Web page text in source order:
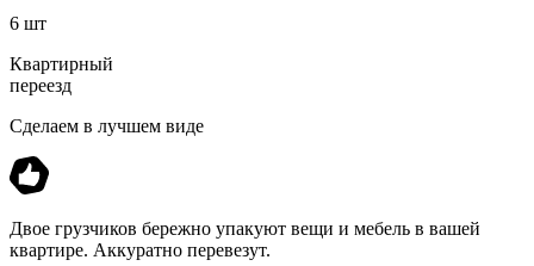
6 шт
Квартирный
переезд
Сделаем в лучшем виде
Двое грузчиков бережно упакуют вещи и мебель в вашей
квартире. Аккуратно перевезут.